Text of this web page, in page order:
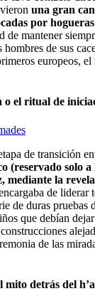
una gran
por hogueras
de mantener
de sus
europeos, el
o el ritual de
de transición
(reservado solo a
mediante la
de liderar
de duras pruebas
que debían
de las
mito detrás del